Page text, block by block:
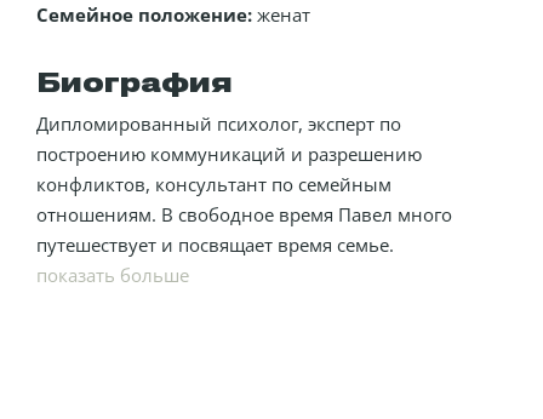
Семейное положение: женат
Биография
Дипломированный психолог, эксперт по
построению коммуникаций и разрешению
конфликтов, консультант по семейным
отношениям. В свободное время Павел много
путешествует и посвящает время семье.
показать больше